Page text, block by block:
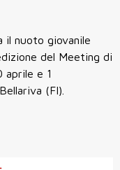
il nuoto giovanile
del Meeting di
aprile e 1
(FI).